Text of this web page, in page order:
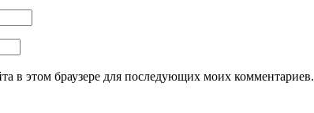
в этом браузере для последующих моих комментариев.